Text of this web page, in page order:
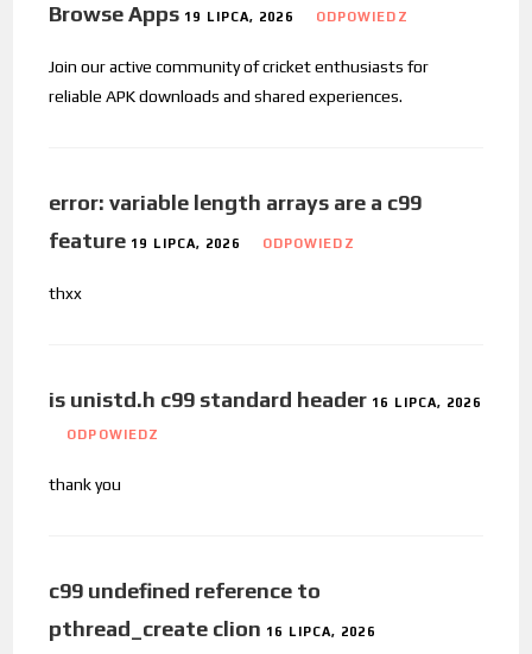
Browse Apps 19 LIPCA, 2026 ODPOWIEDZ
Join our active community of cricket enthusiasts for
reliable APK downloads and shared experiences.
error: variable length arrays are a c99
feature 19 LIPCA, 2026 ODPOWIEDZ
thxx
is unistd.h c99 standard header 16 LIPCA, 2026
ODPOWIEDZ
thank you
c99 undefined reference to
pthread_create clion 16 LIPCA, 2026